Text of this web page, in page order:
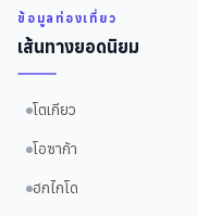
ข้อมูลท่องเที่ยว
เส้นทางยอดนิยม
โตเกียว
โอซาก้า
ฮกไกโด